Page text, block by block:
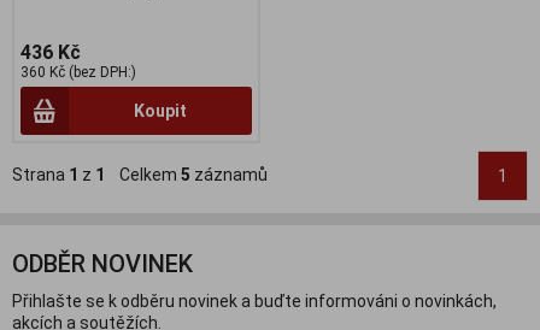
436 Kč
360 Kč (bez DPH:)
Koupit
Strana 1 z 1 Celkem 5 záznamů 1
ODBĚR NOVINEK
Přihlašte se k odběru novinek a buďte informováni o novinkách,
akcích a soutěžích.